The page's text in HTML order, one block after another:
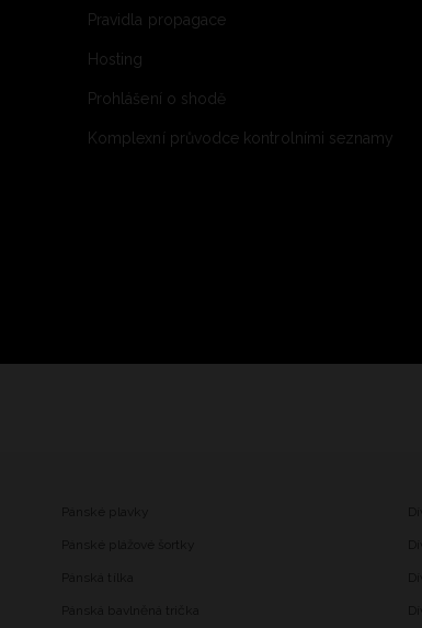
Pravidla propagace
Hosting
Prohlášení o shodě
Komplexní průvodce kontrolními seznamy